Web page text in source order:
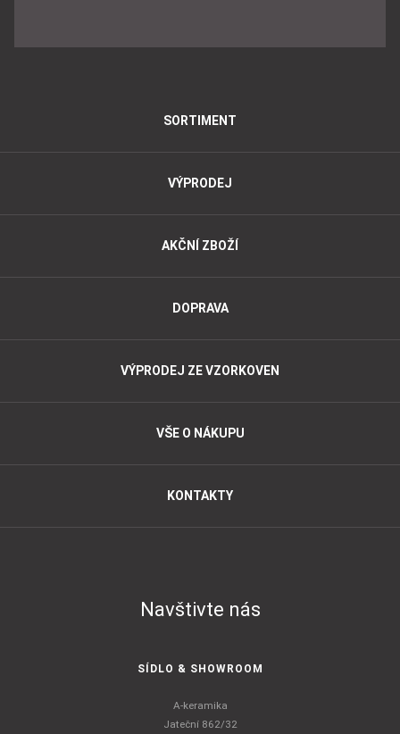
SORTIMENT
VÝPRODEJ
AKČNÍ ZBOŽÍ
DOPRAVA
VÝPRODEJ ZE VZORKOVEN
VŠE O NÁKUPU
KONTAKTY
Navštivte nás
SÍDLO & SHOWROOM
A-keramika
Jateční 862/32